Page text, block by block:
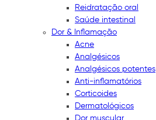
Reidratação oral
Saúde intestinal
Dor & Inflamação
Acne
Analgésicos
Analgésicos potentes
Anti-inflamatórios
Corticoides
Dermatológicos
Dor muscular